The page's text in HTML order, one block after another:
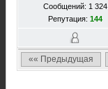
Сообщений: 1 324
Репутация: 144
«« Предыдущая